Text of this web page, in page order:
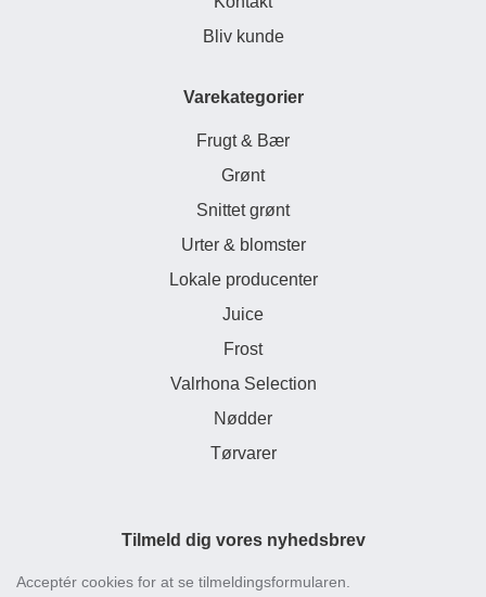
Bliv kunde
Varekategorier
Frugt & Bær
Grønt
Snittet grønt
Urter & blomster
Lokale producenter
Juice
Frost
Valrhona Selection
Nødder
Tørvarer
Tilmeld dig vores nyhedsbrev
Acceptér cookies for at se tilmeldingsformularen.